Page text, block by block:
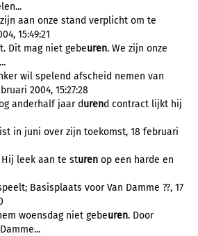
aan onze stand verplicht om te
15:49:21
Dit mag niet gebeuren. We zijn onze
wil spelend afscheid nemen van
2004, 15:27:28
anderhalf jaar durend contract lijkt hij
in juni over zijn toekomst, 18 februari
Hij leek aan te sturen op een harde en
Basisplaats voor Van Damme ??, 17
woensdag niet gebeuren. Door